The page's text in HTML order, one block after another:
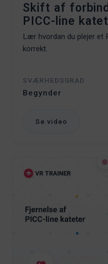
Skift af
PICC-line
Lær hvordan du plejer et
korrekt.
SVÆRHEDSGRAD
Begynder
Se video